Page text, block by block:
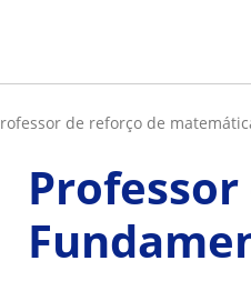
professor de reforço de